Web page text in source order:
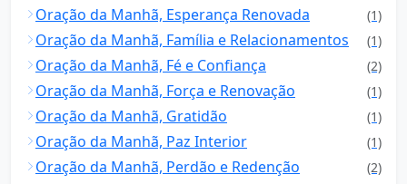
Oração da Manhã, Esperança Renovada (1)
Oração da Manhã, Família e Relacionamentos (1)
Oração da Manhã, Fé e Confiança (2)
Oração da Manhã, Força e Renovação (1)
Oração da Manhã, Gratidão (1)
Oração da Manhã, Paz Interior (1)
Oração da Manhã, Perdão e Redenção (2)